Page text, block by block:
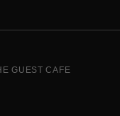
GUEST CAFE